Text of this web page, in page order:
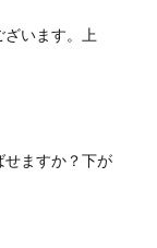
ざいます。上
せますか？下が